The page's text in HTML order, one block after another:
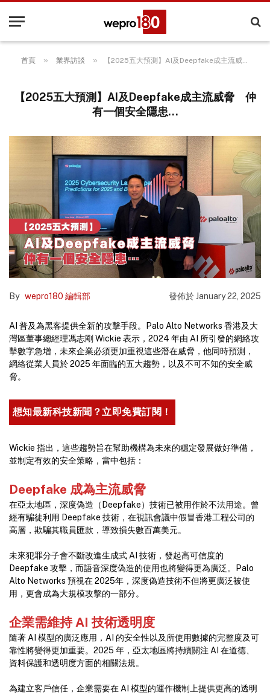
首頁 » 業界訪談 » 【2025五大預測】AI及Deepfake成主流威脅 仲有一個安全隱患…
【2025五大預測】AI及Deepfake成主流威脅 仲
有一個安全隱患…
By wepro180 編輯部 發佈於January 22, 2025
AI 普及為黑客提供全新的攻擊手段。Palo Alto Networks 香港及大
灣區董事總經理馮志剛 Wickie 表示，2024 年由 AI 所引發的網絡攻
擊數字急增，未來企業必須更加重視這些潛在威脅，他同時預測，
網絡從業人員於 2025 年面臨的五大趨勢，以及不可不知的安全威
脅。
想知最新科技新聞？立即免費訂閱！
Wickie 指出，這些趨勢旨在幫助機構為未來的穩定發展做好準備，
並制定有效的安全策略，當中包括：
Deepfake 成為主流威脅
在亞太地區，深度偽造（Deepfake）技術已被用作於不法用途。曾
經有騙徒利用 Deepfake 技術，在視訊會議中假冒香港工程公司的
高層，欺騙其職員匯款，導致損失數百萬美元。
未來犯罪分子會不斷改進生成式 AI 技術，發起高可信度的
Deepfake 攻擊，而語音深度偽造的使用也將變得更為廣泛。Palo
Alto Networks 預視在 2025年，深度偽造技術不但將更廣泛被使
用，更會成為大規模攻擊的一部分。
企業需維持 AI技術透明度
隨著 AI 模型的廣泛應用，AI 的安全性以及所使用數據的完整度及可
靠性將變得更加重要。2025 年，亞太地區將持續關注 AI 在道德、
資料保護和透明度方面的相關法規。
為建立客戶信任，企業需要在 AI 模型的運作機制上提供更高的透明